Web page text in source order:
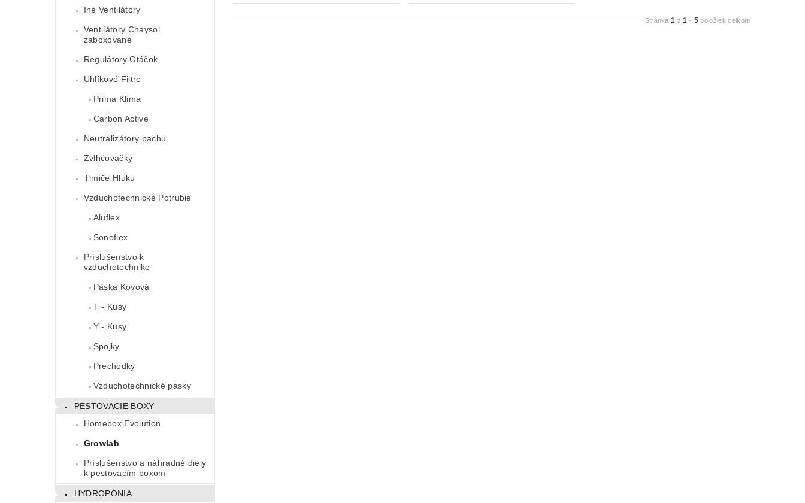
Iné Ventilátory
Ventilátory Chaysol
zaboxované
Regulátory Otáčok
Uhlíkové Filtre
Prima Klima
Carbon Active
Neutralizátory pachu
Zvlhčovačky
Tlmiče Hluku
Vzduchotechnické Potrubie
Aluflex
Sonoflex
Príslušenstvo k
vzduchotechnike
Páska Kovová
T - Kusy
Y - Kusy
Spojky
Prechodky
Vzduchotechnické pásky
PESTOVACIE BOXY
Homebox Evolution
Growlab
Príslušenstvo a náhradné diely
k pestovacím boxom
HYDROPÓNIA
Stránka1 z1 - 5 položiek celkom